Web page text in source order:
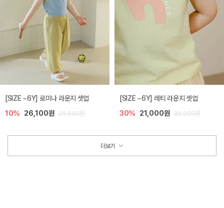
[SIZE ~6Y] 로미나 라운지 셋업
10% 26,100원 29,000원
[SIZE ~6Y] 레티 라운지 셋업
30% 21,000원 30,000원
더보기